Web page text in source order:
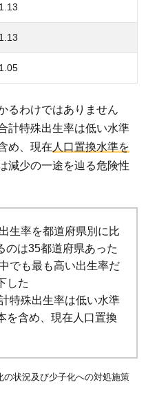
1.13
1.13
1.05
るわけではありません
計特殊出生率は低い水準
め、現在 人口置換水準を
減少の一途を辿る危険性
生率を都道府県別に比
のは35都道府県あった
でも最も高い出生率だ
した
特殊出生率は低い水準
を含め、現在人口置換
の状況及び少子化への対処施策